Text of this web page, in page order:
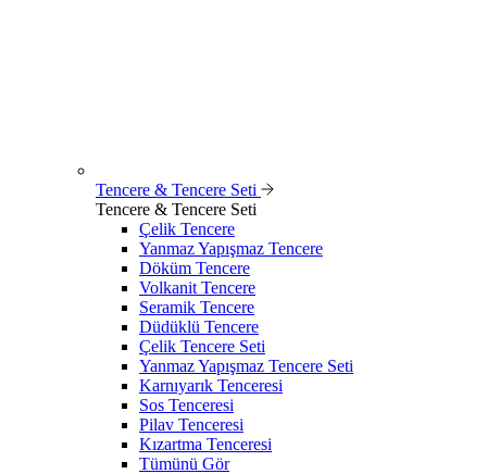
Tencere & Tencere Seti
Tencere & Tencere Seti
Çelik Tencere
Yanmaz Yapışmaz Tencere
Döküm Tencere
Volkanit Tencere
Seramik Tencere
Düdüklü Tencere
Çelik Tencere Seti
Yanmaz Yapışmaz Tencere Seti
Karnıyarık Tenceresi
Sos Tenceresi
Pilav Tenceresi
Kızartma Tenceresi
Tümünü Gör